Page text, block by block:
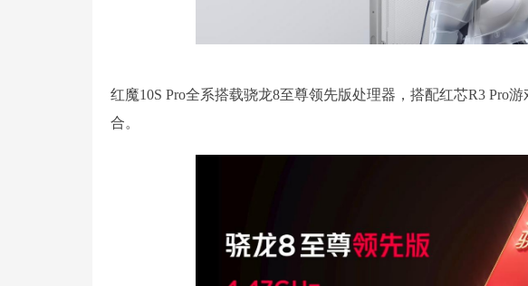
红魔10S Pro全系搭载骁龙8至尊领先版处理器，搭配红芯R3 Pro
合。